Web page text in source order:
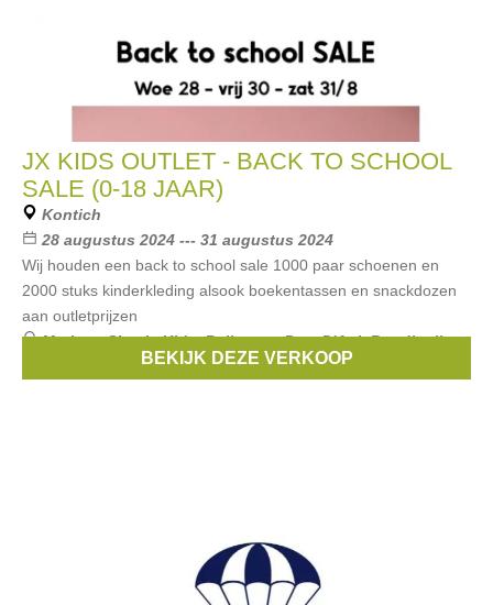
JX KIDS OUTLET - BACK TO SCHOOL
SALE (0-18 JAAR)
Kontich
28 augustus 2024 --- 31 augustus 2024
Wij houden een back to school sale 1000 paar schoenen en
2000 stuks kinderkleding alsook boekentassen en snackdozen
aan outletprijzen
Merken:Simple Kids,Bellerose,Pom D'Api,Rondinella,
BEKIJK DEZE VERKOOP